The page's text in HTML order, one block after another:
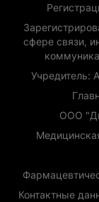
сфере связи,
Учредитель:
ООО
Контактные